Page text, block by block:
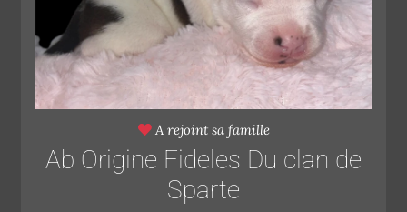
A rejoint sa famille
Ab Origine Fideles Du clan de
Sparte